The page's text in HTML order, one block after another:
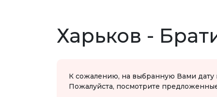
Харьков -
К сожалению, на выбранную Вами дату
Пожалуйста, посмотрите